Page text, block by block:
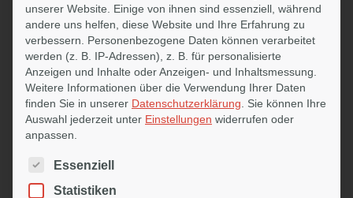
Wenn du überzeugt bist, dass wir
zusammenpassen, dann trau dich und schick uns
deine Initiativbewerbung.
Wir freuen uns darauf, von dir überrascht zu werden!
Sende uns gerne deine vollständigen
Bewerbungsunterlagen an:jobs(at)finet.de z.Hd.
Silke Wege.
unserer Website. Einige von ihnen sind essenziell, während
andere uns helfen, diese Website und Ihre Erfahrung zu
verbessern.
Personenbezogene Daten können verarbeitet
werden (z. B. IP-Adressen), z. B. für personalisierte
Anzeigen und Inhalte oder Anzeigen- und Inhaltsmessung.
Weitere Informationen über die Verwendung Ihrer Daten
finden Sie in unserer Datenschutzerklärung
Sie können Ihre
Auswahl jederzeit unter Einstellungen widerrufen oder
anpassen.
Es folgt eine Liste der Service-Gruppen, für die eine
Essenziell
Statistiken